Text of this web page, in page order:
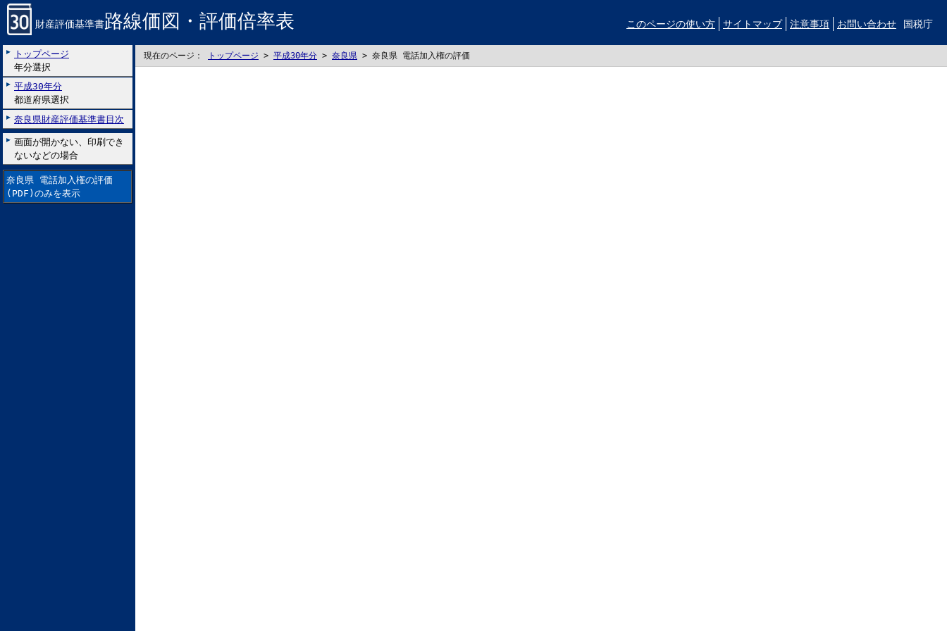
財産評価基準書路線価図・評価倍率表 このページの使い方 サイトマップ 注意事項 お問い合わせ 国税庁
トップページ
年分選択
平成30年分
都道府県選択
奈良県財産評価基準書目次
画面が開かない、印刷でき
ないなどの場合
奈良県 電話加入権の評価
(PDF)のみを表示
現在のページ： トップページ > 平成30年分 > 奈良県 > 奈良県 電話加入権の評価